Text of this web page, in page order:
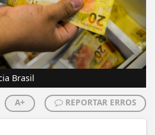
Brasil
A+ REPORTAR ERROS